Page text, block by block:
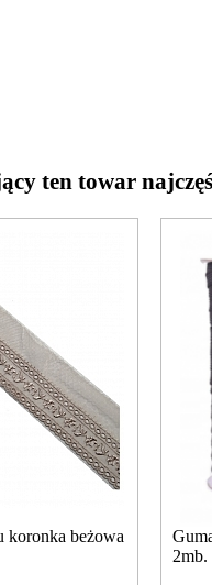
ten towar
koronka beżowa
2mb.